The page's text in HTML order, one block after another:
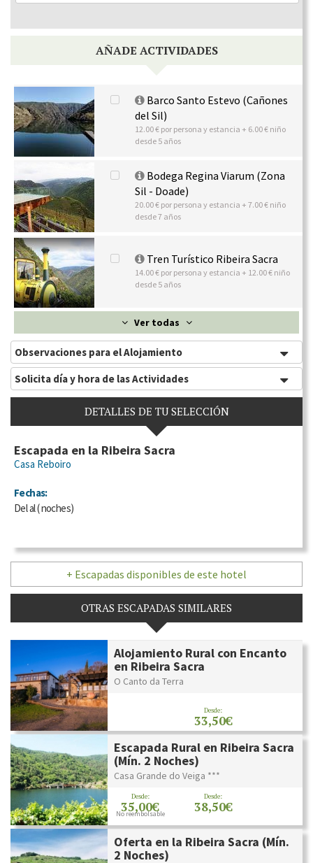
AÑADE ACTIVIDADES
Barco Santo Estevo (Cañones
del Sil)
12.00 € por persona y estancia + 6.00 € niño
desde 5 años
Bodega Regina Viarum (Zona
Sil - Doade)
20.00 € por persona y estancia + 7.00 € niño
desde 7 años
Tren Turístico Ribeira Sacra
14.00 € por persona y estancia + 12.00 € niño
desde 5 años
Ver todas
Observaciones para el Alojamiento
Solicita día y hora de las Actividades
DETALLES DE TU SELECCIÓN
Escapada en la Ribeira Sacra
Casa Reboiro
Fechas:
Delal(noches)
+ Escapadas disponibles de este hotel
OTRAS ESCAPADAS SIMILARES
Alojamiento Rural con Encanto
en Ribeira Sacra
O Canto da Terra
Desde:
33,50€
Escapada Rural en Ribeira Sacra
(Mín. 2 Noches)
Casa Grande do Veiga ***
Desde:
35,00€
No reembolsable
Desde:
38,50€
Oferta en la Ribeira Sacra (Mín.
2 Noches)